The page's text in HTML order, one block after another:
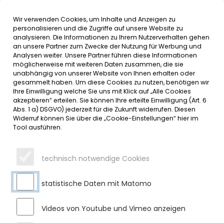
MENÜ
SERVICE
DATUMSMENÜ
JAHR WÄHLEN
MONAT WÄHLEN
Wir verwenden Cookies, um Inhalte und Anzeigen zu
personalisieren und die Zugriffe auf unsere Website zu
analysieren. Die Informationen zu Ihrem Nutzerverhalten gehen
an unsere Partner zum Zwecke der Nutzung für Werbung und
Analysen weiter. Unsere Partner führen diese Informationen
möglicherweise mit weiteren Daten zusammen, die sie
unabhängig von unserer Website von Ihnen erhalten oder
gesammelt haben. Um diese Cookies zu nutzen, benötigen wir
Ihre Einwilligung welche Sie uns mit Klick auf „Alle Cookies
akzeptieren“ erteilen. Sie können Ihre erteilte Einwilligung (Art. 6
Abs. 1 a) DSGVO) jederzeit für die Zukunft widerrufen. Diesen
Widerruf können Sie über die „Cookie-Einstellungen“ hier im
Tool ausführen.
technisch notwendige Cookies
statistische Daten mit Matomo
Videos von Youtube und Vimeo anzeigen